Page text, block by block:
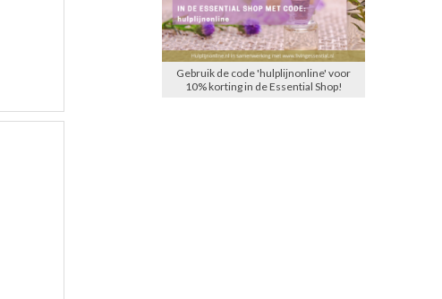
Gebruik de code 'hulplijnonline' voor
10% korting in de Essential Shop!